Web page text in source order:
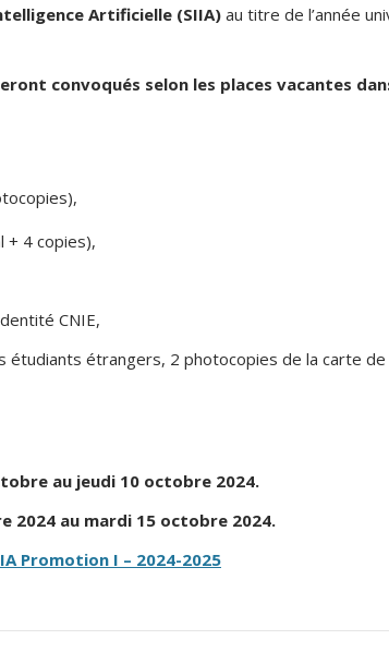
Artificielle (SIIA) au titre de l’année
convoqués selon les places vacantes
+ 4 copies),
CNIE,
étudiants étrangers, 2 photocopies de la carte
au jeudi 10 octobre 2024.
2024 au mardi 15 octobre 2024.
Promotion I – 2024-2025